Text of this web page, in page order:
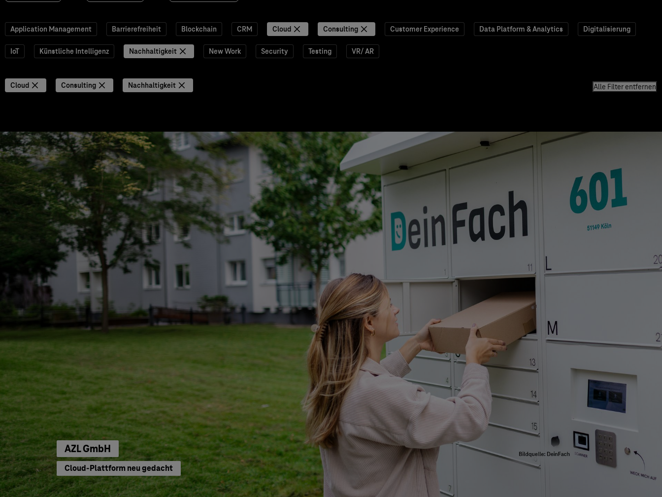
Application Management Barrierefreiheit Blockchain CRM Cloud Consulting Customer Experience Data Platform & Analytics Digitalisierung
IoT Künstliche Intelligenz Nachhaltigkeit New Work Security Testing VR/ AR
Cloud Consulting Nachhaltigkeit Alle Filter entfernen
AZL GmbH
Cloud-Plattform neu gedacht